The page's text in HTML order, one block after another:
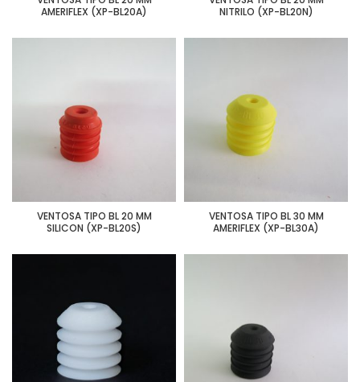
AMERIFLEX (XP-BL20A)
NITRILO (XP-BL20N)
VENTOSA TIPO BL 20 MM
SILICON (XP-BL20S)
VENTOSA TIPO BL 30 MM
AMERIFLEX (XP-BL30A)